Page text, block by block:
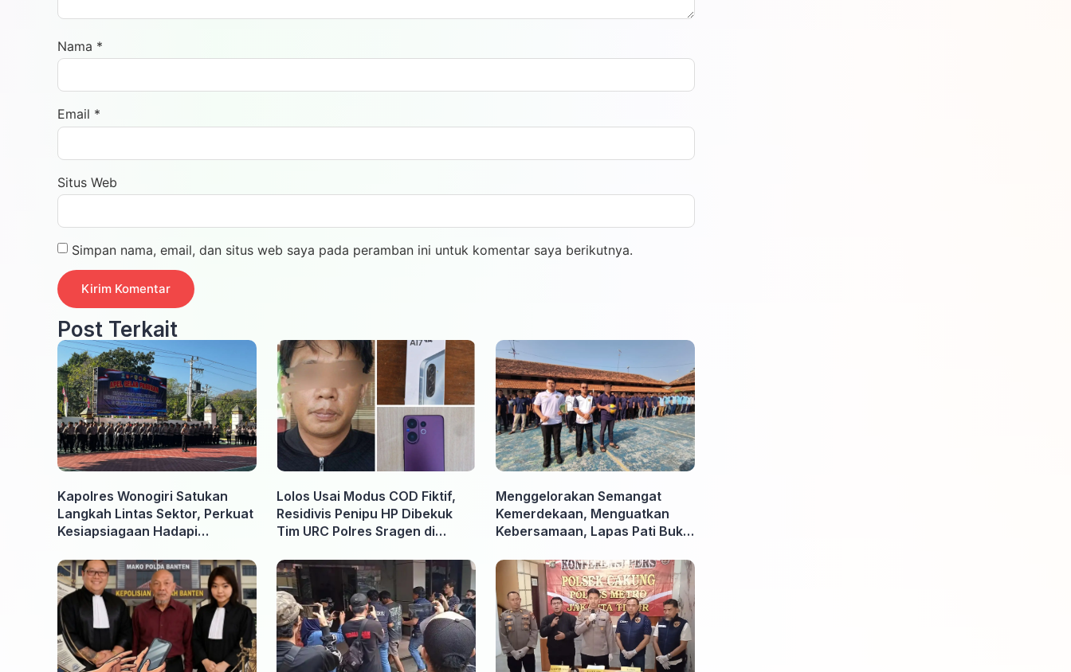
Nama *
Email *
Situs Web
Simpan nama, email, dan situs web saya pada peramban ini untuk komentar saya berikutnya.
Post Terkait
Kapolres Wonogiri Satukan
Langkah Lintas Sektor, Perkuat
Kesiapsiagaan Hadapi
Lolos Usai Modus COD Fiktif,
Residivis Penipu HP Dibekuk
Tim URC Polres Sragen di
Menggelorakan Semangat
Kemerdekaan, Menguatkan
Kebersamaan, Lapas Pati Buka
Warga Binaan Antusias Ikuti
Berbagai Perlombaan